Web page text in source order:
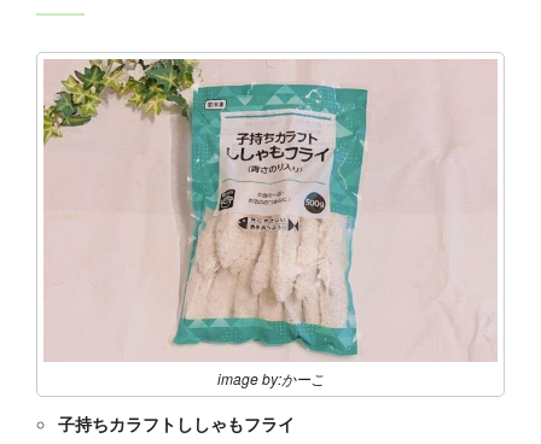
image by:かーこ
子持ちカラフトししゃもフライ